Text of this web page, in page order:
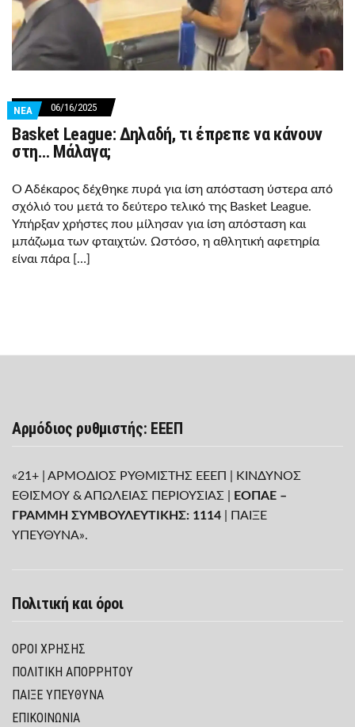
ΝΕΑ 06/16/2025
Basket League: Δηλαδή, τι έπρεπε να κάνουν
στη… Μάλαγα;
Ο Αδέκαρος δέχθηκε πυρά για ίση απόσταση ύστερα από
σχόλιό του μετά το δεύτερο τελικό της Basket League.
Υπήρξαν χρήστες που μίλησαν για ίση απόσταση και
μπάζωμα των φταιχτών. Ωστόσο, η αθλητική αφετηρία
είναι πάρα […]
Αρμόδιος ρυθμιστής: ΕΕΕΠ
«21+ | ΑΡΜΟΔΙΟΣ ΡΥΘΜΙΣΤΗΣ ΕΕΕΠ | ΚΙΝΔΥΝΟΣ
ΕΘΙΣΜΟΥ & ΑΠΩΛΕΙΑΣ ΠΕΡΙΟΥΣΙΑΣ |
ΕΟΠΑΕ –
ΓΡΑΜΜΗ ΣΥΜΒΟΥΛΕΥΤΙΚΗΣ: 1114 | ΠΑΙΞΕ
ΥΠΕΥΘΥΝΑ».
Πολιτική και όροι
ΌΡΟΙ ΧΡΉΣΗΣ
ΠΟΛΙΤΙΚΉ ΑΠΟΡΡΉΤΟΥ
ΠΑΊΞΕ ΥΠΕΎΘΥΝΑ
ΕΠΙΚΟΙΝΩΝΙΑ